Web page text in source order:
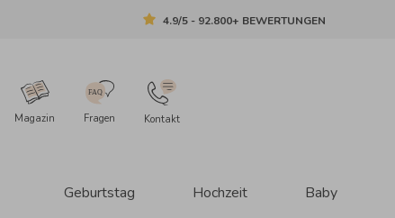
4.9/5 - 92.800+ BEWERTUNGEN
Magazin Fragen Kontakt
Geburtstag Hochzeit Baby